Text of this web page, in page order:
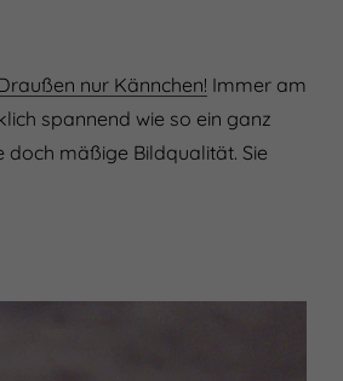
nur Kännchen! Immer am
spannend wie so ein ganz
mäßige Bildqualität. Sie